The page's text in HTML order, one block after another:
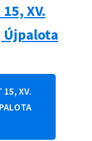
XV.
15, XV.